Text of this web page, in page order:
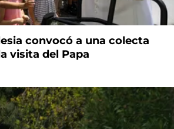
convocó a una colecta
visita del Papa